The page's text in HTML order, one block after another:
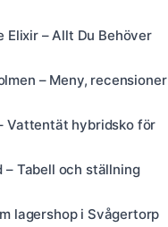
Elixir – Allt Du Behöver
– Meny, recensioner
Vattentät hybridsko för
– Tabell och ställning
lagershop i Svågertorp